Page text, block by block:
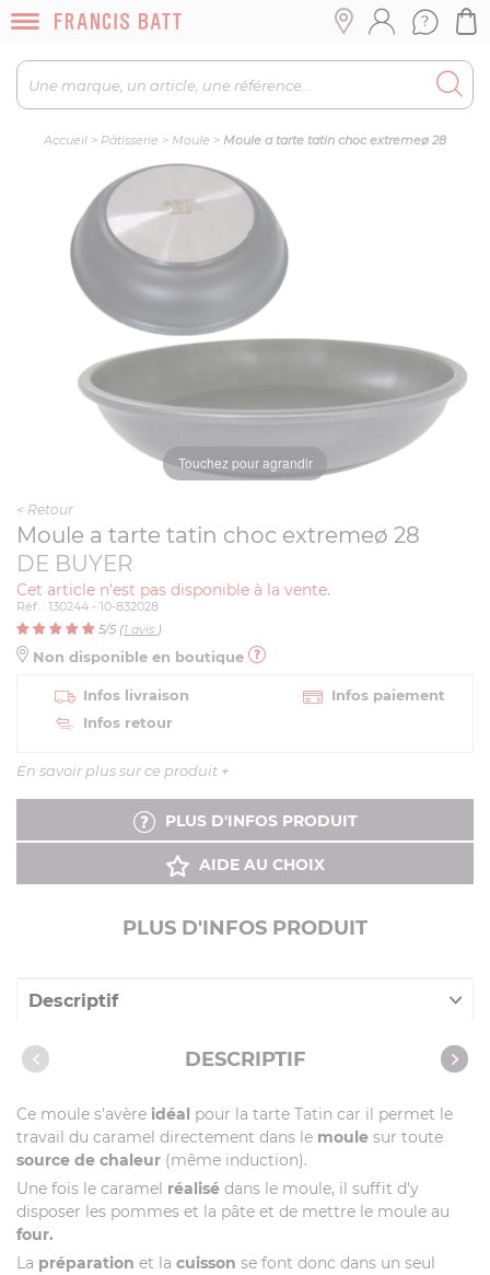
Accueil > Pâtisserie > Moule > Moule a tarte tatin choc extremeø 28
Touchez pour agrandir
< Retour
Moule a tarte tatin choc extremeø 28
DE BUYER
Cet article n'est pas disponible à la vente.
Réf. : 130244 - 10-832028
5/5 (1 avis )
Non disponible en boutique
Infos livraison
Infos paiement
Infos retour
En savoir plus sur ce produit +
PLUS D'INFOS PRODUIT
AIDE AU CHOIX
PLUS D'INFOS PRODUIT
Descriptif
Caractéristiques
DESCRIPTIF
Ce moule s'avère idéal pour la tarte Tatin car il permet le
travail du caramel directement dans le moule sur toute
source de chaleur (même induction).
Une fois le caramel réalisé dans le moule, il suffit d'y
disposer les pommes et la pâte et de mettre le moule au
four.
La préparation et la cuisson se font donc dans un seul